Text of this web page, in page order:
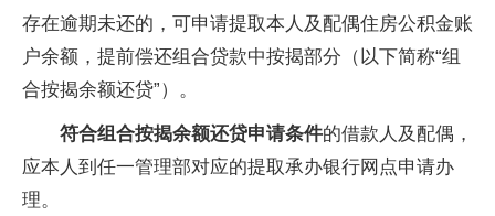
存在逾期未还的，可申请提取本人及配偶住房公积金账
户余额，提前偿还组合贷款中按揭部分（以下简称“组
合按揭余额还贷”）。
符合组合按揭余额还贷申请条件的借款人及配偶，
应本人到任一管理部对应的提取承办银行网点申请办
理。